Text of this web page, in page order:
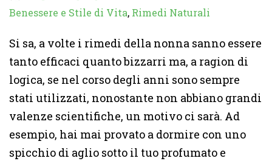
Benessere e Stile di Vita, Rimedi Naturali
Si sa, a volte i rimedi della nonna sanno essere
tanto efficaci quanto bizzarri ma, a ragion di
logica, se nel corso degli anni sono sempre
stati utilizzati, nonostante non abbiano grandi
valenze scientifiche, un motivo ci sarà. Ad
esempio, hai mai provato a dormire con uno
spicchio di aglio sotto il tuo profumato e